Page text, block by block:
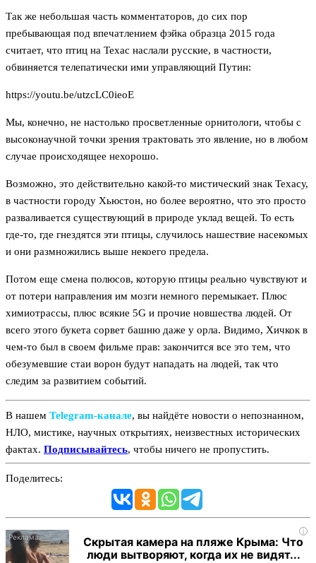
Так же небольшая часть комментаторов, до сих пор
пребывающая под впечатлением фэйка образца 2015 года
считает, что птиц на Техас наслали русские, в частности,
обвиняется телепатически ими управляющий Путин:
https://youtu.be/utzcLC0ieoE
Мы, конечно, не настолько просветленные орнитологи, чтобы с
высоконаучной точки зрения трактовать это явление, но в любом
случае происходящее нехорошо.
Возможно, это действительно какой-то мистический знак Техасу,
в частности городу Хьюстон, но более вероятно, что это просто
разваливается существующий в природе уклад вещей. То есть
где-то, где гнездятся эти птицы, случилось нашествие насекомых
и они размножились выше некоего предела.
Потом еще смена полюсов, которую птицы реально чувствуют и
от потери направления им мозги немного перемыкает. Плюс
химиотрассы, плюс всякие 5G и прочие новшества людей. От
всего этого букета сорвет башню даже у орла. Видимо, Хичкок в
чем-то был в своем фильме прав: закончится все это тем, что
обезумевшие стаи ворон будут нападать на людей, так что
следим за развитием событий.
В нашем Telegram‑канале, вы найдёте новости о непознанном,
НЛО, мистике, научных открытиях, неизвестных исторических
фактах. Подписывайтесь, чтобы ничего не пропустить.
Поделитесь:
i
Скрытая камера на пляже Крыма: Что
люди вытворяют, когда их не видят...